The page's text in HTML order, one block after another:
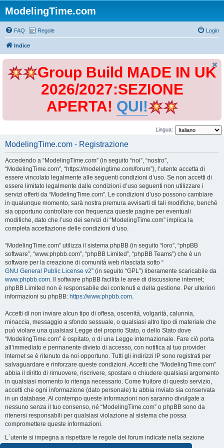
ModelingTime.com
FAQ Regole Login
Indice
Group Build MADE IN UK
2026/2027:SEZIONE
APERTA! QUI!
Lingua:
ModelingTime.com - Registrazione
Accedendo a “ModelingTime.com” (in seguito “noi”, “nostro”,
“ModelingTime.com”, “https://modelingtime.com/forum”), l’utente accetta di
essere vincolato legalmente alle seguenti condizioni d’uso. Se non accetti di
essere limitato legalmente dalle condizioni d’uso seguenti non utilizzare i
servizi offerti da “ModelingTime.com”. Le condizioni d’uso possono cambiare
in qualunque momento, sarà nostra premura avvisarti di tali modifiche, benché
sia opportuno controllare con frequenza queste pagine per eventuali
modifiche, dato che l’uso dei servizi di “ModelingTime.com” implica la
completa accettazione delle condizioni d’uso.
“ModelingTime.com” utilizza il sistema phpBB (in seguito “loro”, “phpBB
software”, “www.phpbb.com”, “phpBB Limited”, “phpBB Teams”) che è un
software per la creazione di comunità web rilasciata sotto “
GNU General Public License v2” (in seguito “GPL”) liberamente scaricabile da
www.phpbb.com. Il software phpBB facilita le aree di discussione internet;
phpBB Limited non è responsabile dei contenuti e della gestione. Per ulteriori
informazioni su phpBB: https://www.phpbb.com.
Accetti di non inviare alcun tipo di offesa, oscenità, volgarità, calunnia,
minaccia, messaggio a sfondo sessuale, o qualsiasi altro tipo di materiale che
può violare una qualsiasi Legge del proprio Stato, o dello Stato dove
“ModelingTime.com” è ospitato, o di una Legge internazionale. Fare ciò porta
all’immediato e permanente divieto di accesso, con notifica al tuo provider
Internet se è ritenuto da noi opportuno. Tutti gli indirizzi IP sono registrati per
salvaguardare e rinforzare queste condizioni. Accetti che “ModelingTime.com”
abbia il diritto di rimuovere, riscrivere, spostare o chiudere qualsiasi argomento
in qualsiasi momento lo ritenga necessario. Come fruitore di questo servizio,
accetti che ogni informazione (dato personale) tu abbia inviato sia conservata
in un database. Al contempo queste informazioni non saranno divulgate a
nessuno senza il tuo consenso, né “ModelingTime.com” o phpBB sono da
ritenersi responsabili per qualsiasi violazione al sistema che possa
compromettere queste informazioni.
L´utente si impegna a rispettare le regole del forum indicate nella sezione